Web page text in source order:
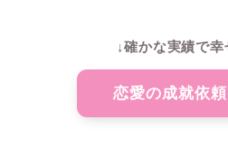
↓確かな実績で幸
恋愛の成就依